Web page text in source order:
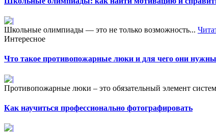
Школьные олимпиады — это не только возможность...
Интересное
Что такое противопожарные люки и для чего они нужны
Противопожарные люки – это обязательный элемент
Как научиться профессионально фотографировать